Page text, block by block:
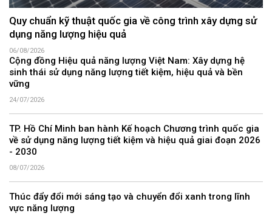
Quy chuẩn kỹ thuật quốc gia về công trình xây dựng sử
dụng năng lượng hiệu quả
06/08/2026
Cộng đồng Hiệu quả năng lượng Việt Nam: Xây dựng hệ
sinh thái sử dụng năng lượng tiết kiệm, hiệu quả và bền
vững
24/07/2026
TP. Hồ Chí Minh ban hành Kế hoạch Chương trình quốc gia
về sử dụng năng lượng tiết kiệm và hiệu quả giai đoạn 2026
- 2030
08/07/2026
Thúc đẩy đổi mới sáng tạo và chuyển đổi xanh trong lĩnh
vực năng lượng